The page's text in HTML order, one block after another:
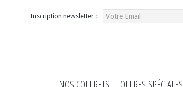
Inscription newsletter :